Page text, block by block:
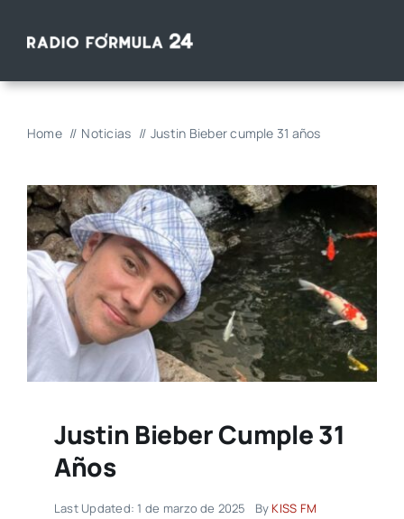
Home Noticias Justin Bieber cumple 31 años
Justin Bieber Cumple 31
Años
Last Updated: 1 de marzo de 2025 By KISS FM